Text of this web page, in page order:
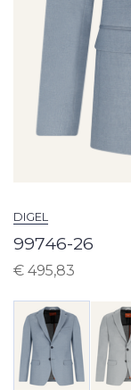
DIGEL
99746-26
€ 495,83